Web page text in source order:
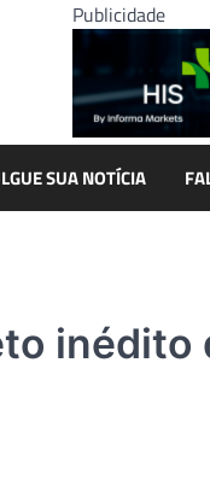
Publicidade
SUA NOTÍCIA
inédito